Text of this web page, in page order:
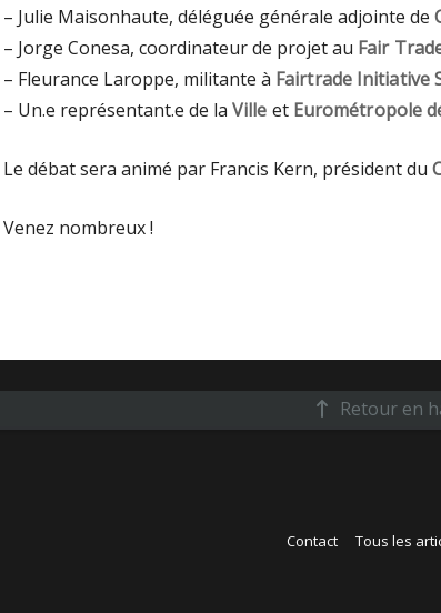
– Julie Maisonhaute, déléguée générale adjointe de
– Jorge Conesa, coordinateur de projet au Fair
– Fleurance Laroppe, militante à Fairtrade Initiative
– Un.e représentant.e de la Ville etEurométropole
Le débat sera animé par Francis Kern, président du
Venez nombreux !
Retour en
Contact Tous les